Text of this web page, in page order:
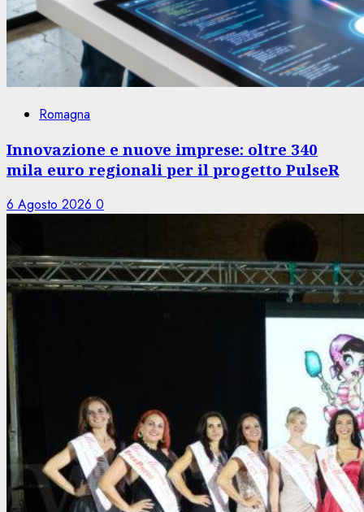
Romagna
Innovazione e nuove imprese: oltre 340
mila euro regionali per il progetto PulseR
6 Agosto 2026 0